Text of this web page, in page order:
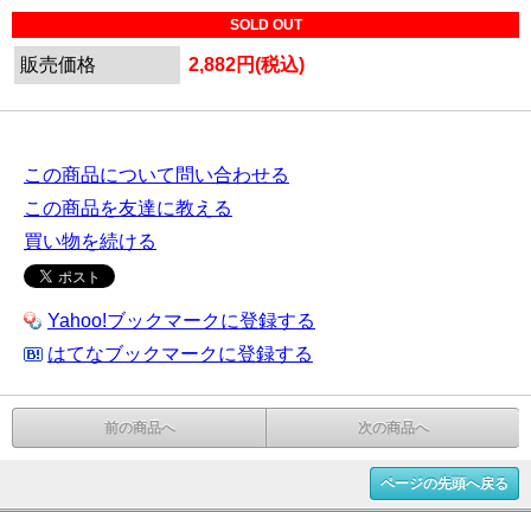
SOLD OUT
販売価格 2,882円(税込)
この商品について問い合わせる
この商品を友達に教える
買い物を続ける
Yahoo!ブックマークに登録する
はてなブックマークに登録する
前の商品へ 次の商品へ
ページの先頭へ戻る